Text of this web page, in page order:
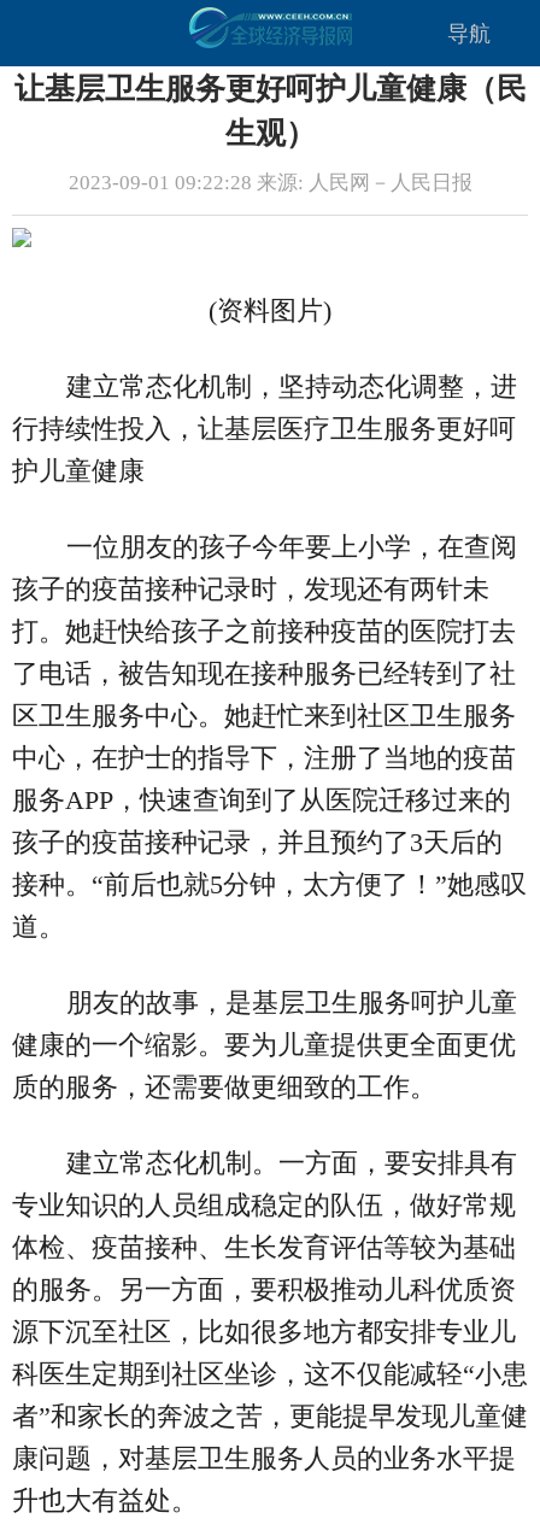
导航
让基层卫生服务更好呵护儿童健康（民
生观）
2023-09-01 09:22:28 来源: 人民网－人民日报
(资料图片)
建立常态化机制，坚持动态化调整，进
行持续性投入，让基层医疗卫生服务更好呵
护儿童健康
一位朋友的孩子今年要上小学，在查阅
孩子的疫苗接种记录时，发现还有两针未
打。她赶快给孩子之前接种疫苗的医院打去
了电话，被告知现在接种服务已经转到了社
区卫生服务中心。她赶忙来到社区卫生服务
中心，在护士的指导下，注册了当地的疫苗
服务APP，快速查询到了从医院迁移过来的
孩子的疫苗接种记录，并且预约了3天后的
接种。“前后也就5分钟，太方便了！”她感叹
道。
朋友的故事，是基层卫生服务呵护儿童
健康的一个缩影。要为儿童提供更全面更优
质的服务，还需要做更细致的工作。
建立常态化机制。一方面，要安排具有
专业知识的人员组成稳定的队伍，做好常规
体检、疫苗接种、生长发育评估等较为基础
的服务。另一方面，要积极推动儿科优质资
源下沉至社区，比如很多地方都安排专业儿
科医生定期到社区坐诊，这不仅能减轻“小患
者”和家长的奔波之苦，更能提早发现儿童健
康问题，对基层卫生服务人员的业务水平提
升也大有益处。